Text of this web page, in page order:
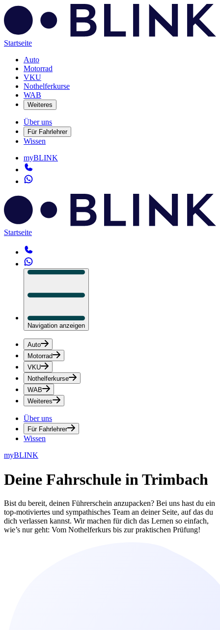
Startseite
Auto
Motorrad
VKU
Nothelferkurse
WAB
Weiteres
Über uns
Für Fahrlehrer
Wissen
myBLINK
Startseite
Navigation anzeigen
Auto
Motorrad
VKU
Nothelferkurse
WAB
Weiteres
Über uns
Für Fahrlehrer
Wissen
myBLINK
Deine Fahrschule in Trimbach
Bist du bereit, deinen Führerschein anzupacken? Bei uns hast du ein
top-motiviertes und sympathisches Team an deiner Seite, auf das du
dich verlassen kannst. Wir machen für dich das Lernen so einfach,
wie’s nur geht: Vom Nothelferkurs bis zur praktischen Prüfung!